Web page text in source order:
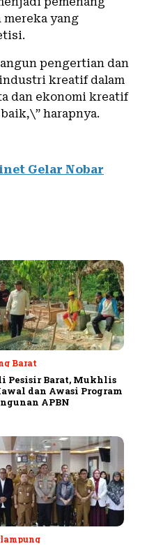
mereka yang
pengertian dan
kreatif dalam
dan ekonomi kreatif
harapnya.
Gelar Nobar
Barat
Pesisir Barat, Mukhlis
dan Awasi Program
APBN